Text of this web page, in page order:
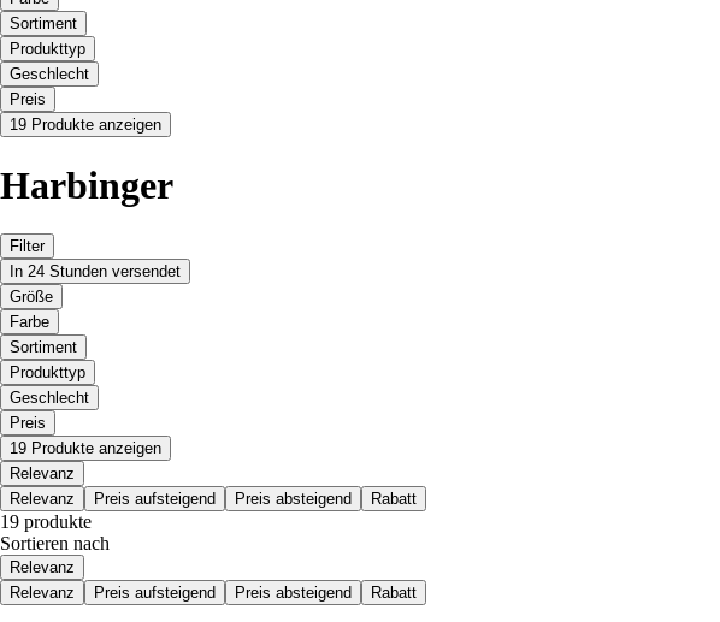
Sortiment
Produkttyp
Geschlecht
Preis
19 Produkte anzeigen
Harbinger
Filter
In 24 Stunden versendet
Größe
Farbe
Sortiment
Produkttyp
Geschlecht
Preis
19 Produkte anzeigen
Relevanz
Relevanz
Preis aufsteigend Preis absteigend Rabatt
19 produkte
Sortieren nach
Relevanz
Relevanz
Preis aufsteigend Preis absteigend Rabatt